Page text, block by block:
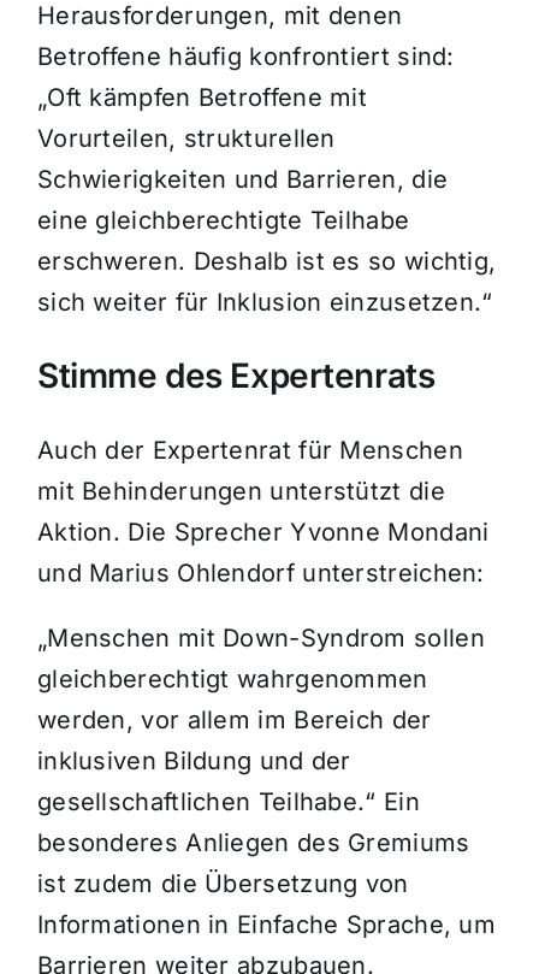
Herausforderungen, mit denen
Betroffene häufig konfrontiert sind:
„Oft kämpfen Betroffene mit
Vorurteilen, strukturellen
Schwierigkeiten und Barrieren, die
eine gleichberechtigte Teilhabe
erschweren. Deshalb ist es so wichtig,
sich weiter für Inklusion einzusetzen.“
Stimme des Expertenrats
Auch der Expertenrat für Menschen
mit Behinderungen unterstützt die
Aktion. Die Sprecher Yvonne Mondani
und Marius Ohlendorf unterstreichen:
„Menschen mit Down-Syndrom sollen
gleichberechtigt wahrgenommen
werden, vor allem im Bereich der
inklusiven Bildung und der
gesellschaftlichen Teilhabe.“ Ein
besonderes Anliegen des Gremiums
ist zudem die Übersetzung von
Informationen in Einfache Sprache, um
Barrieren weiter abzubauen.